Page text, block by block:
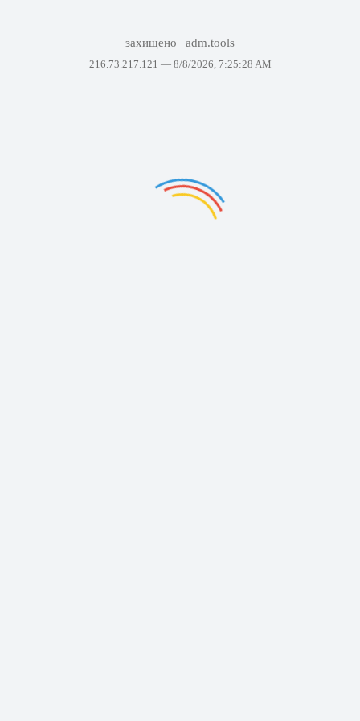
захищено adm.tools
216.73.217.121 — 8/8/2026, 7:25:28 AM